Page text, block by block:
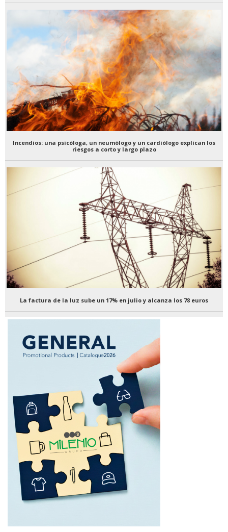
Incendios: una psicóloga, un neumólogo y un cardiólogo explican los
riesgos a corto y largo plazo
La factura de la luz sube un 17% en julio y alcanza los 78 euros